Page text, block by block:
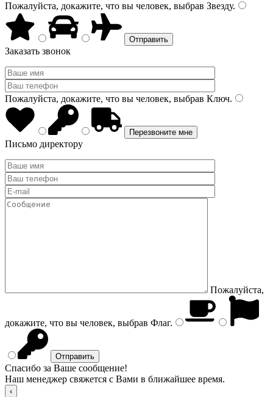
Пожалуйста, докажите, что вы человек, выбрав Звезду.
Заказать звонок
Пожалуйста, докажите, что вы человек, выбрав Ключ.
Письмо директору
Пожалуйста,
докажите, что вы человек, выбрав Флаг.
Спасибо за Ваше сообщение!
Наш менеджер свяжется с Вами в ближайшее время.